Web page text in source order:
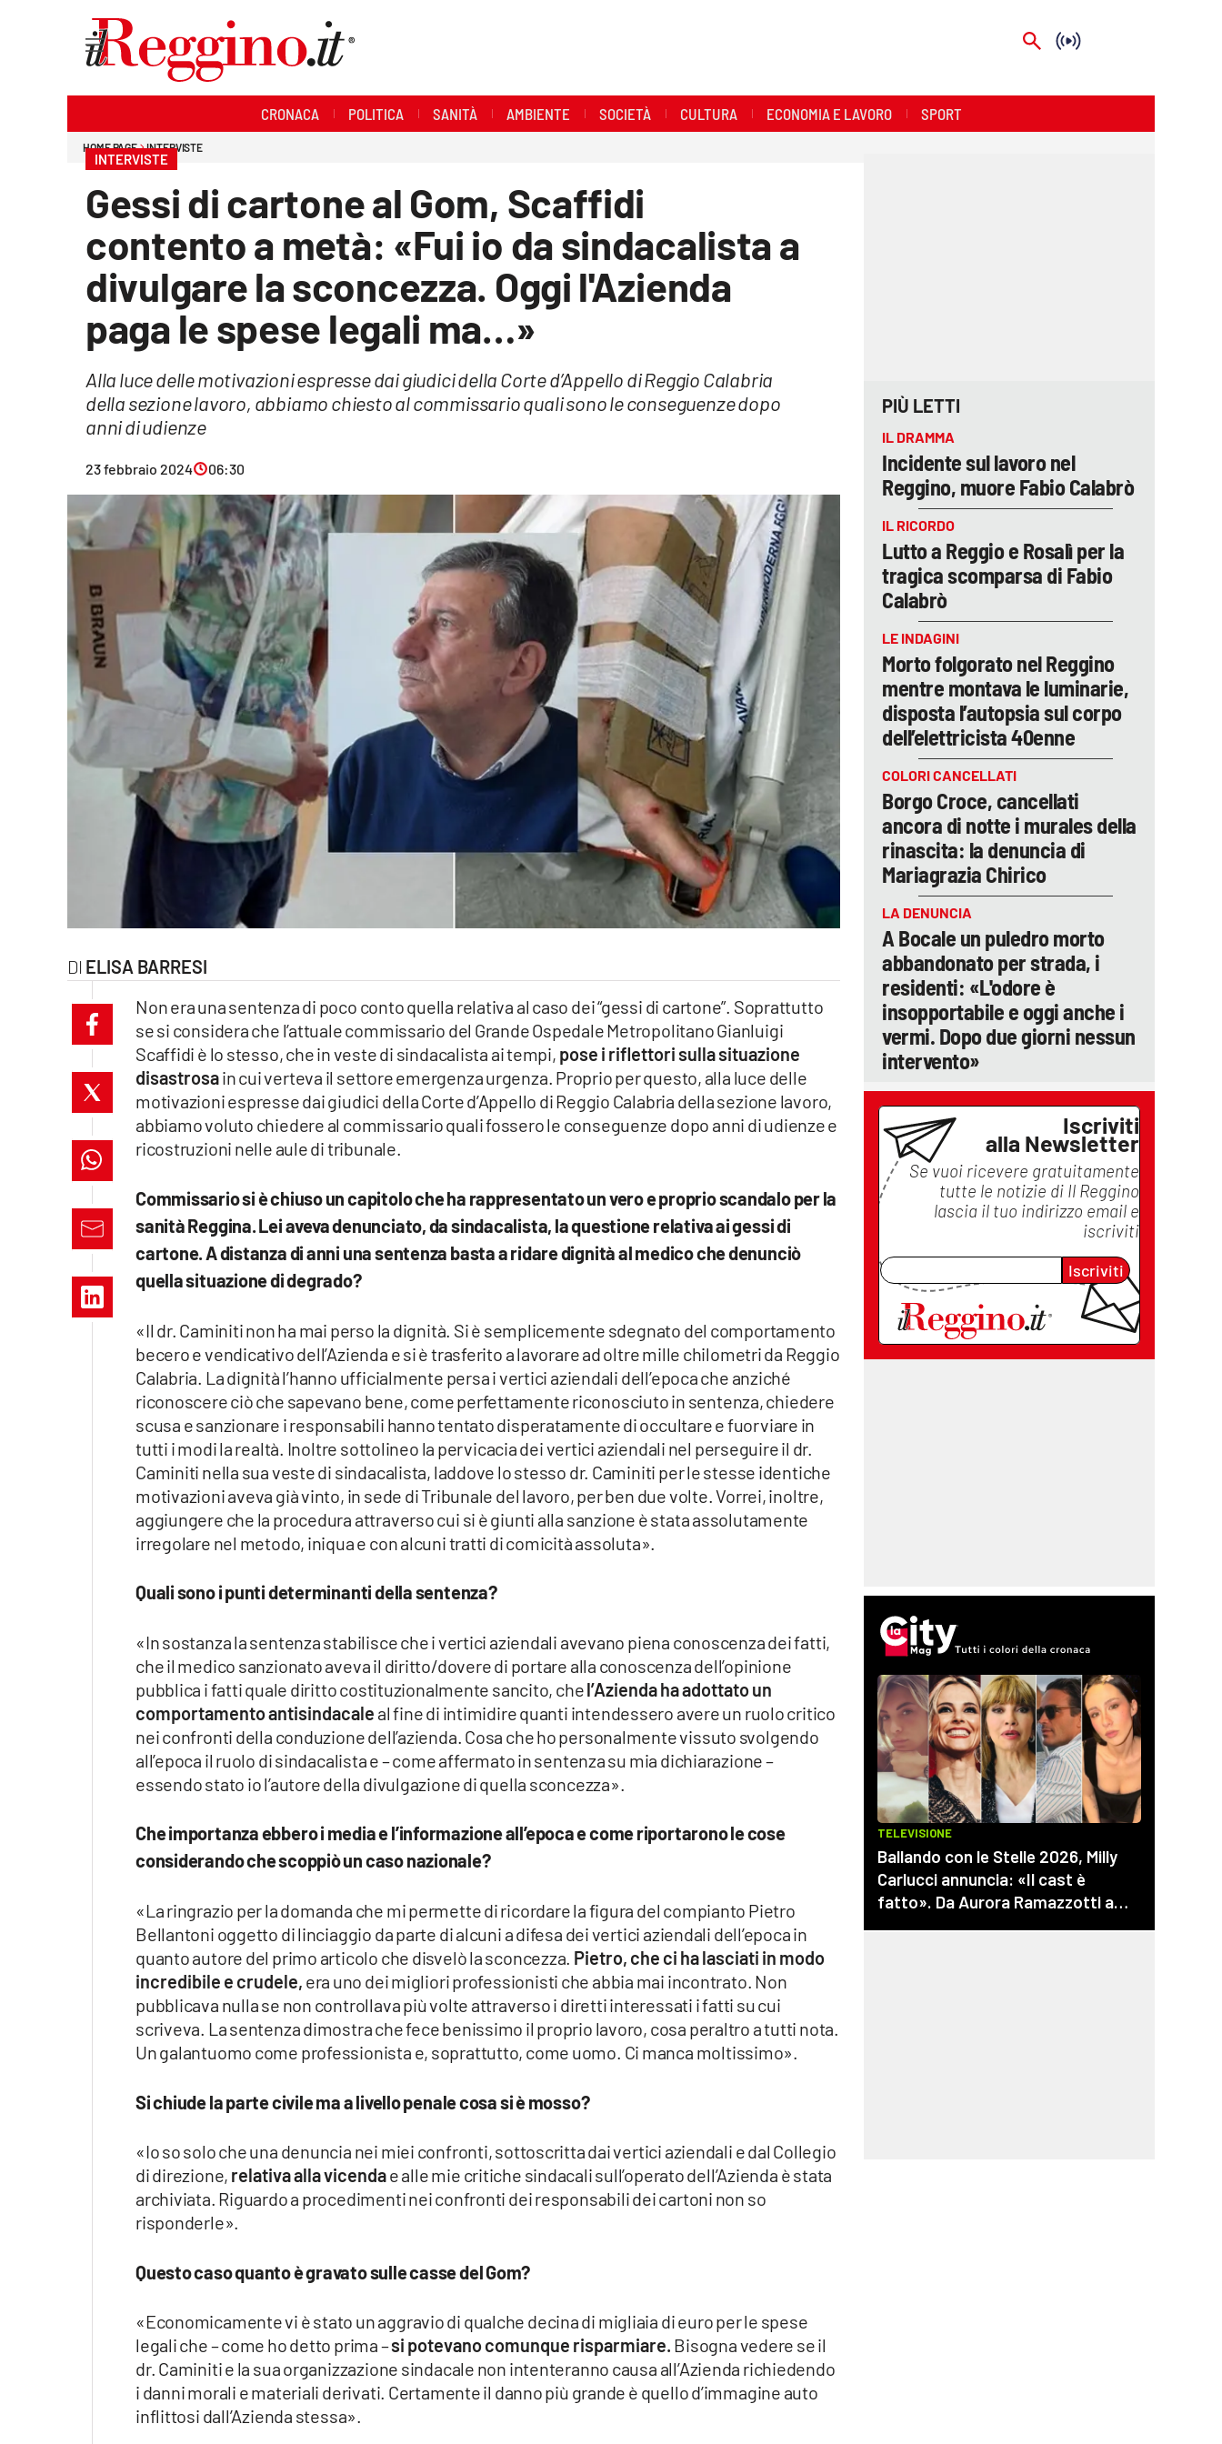
Economia e lavoro
Streaming
cosenzachannel.it
lacapitalenews.it
Vai
CRONACA POLITICA SANITÀ AMBIENTE SOCIETÀ CULTURA ECONOMIA E LAVORO SPORT
HOME PAGE INTERVISTE
INTERVISTE
Gessi di cartone al Gom, Scaffidi
contento a metà: «Fui io da sindacalista a
divulgare la sconcezza. Oggi l'Azienda
paga le spese legali ma…»
Alla luce delle motivazioni espresse dai giudici della Corte d’Appello di Reggio Calabria
della sezione lavoro, abbiamo chiesto al commissario quali sono le conseguenze dopo
anni di udienze
23 febbraio 2024 06:30
ELISA BARRESI
Non era una sentenza di poco conto quella relativa al caso dei “gessi di cartone”. Soprattutto
se si considera che l’attuale commissario del Grande Ospedale Metropolitano Gianluigi
Scaffidi è lo stesso, che in veste di sindacalista ai tempi, pose i riflettori sulla situazione
disastrosain cui verteva il settore emergenza urgenza. Proprio per questo, alla luce delle
motivazioni espresse dai giudici della Corte d’Appello di Reggio Calabria della sezione lavoro,
abbiamo voluto chiedere al commissario quali fossero le conseguenze dopo anni di udienze e
ricostruzioni nelle aule di tribunale.
Commissario si è chiuso un capitolo che ha rappresentato un vero e proprio scandalo per la
sanità Reggina. Lei aveva denunciato, da sindacalista, la questione relativa ai gessi di
cartone. A distanza di anni una sentenza basta a ridare dignità al medico che denunciò
quella situazione di degrado?
«Il dr. Caminiti non ha mai perso la dignità. Si è semplicemente sdegnato del comportamento
becero e vendicativo dell’Azienda e si è trasferito a lavorare ad oltre mille chilometri da Reggio
Calabria. La dignità l’hanno ufficialmente persa i vertici aziendali dell’epoca che anziché
riconoscere ciò che sapevano bene, come perfettamente riconosciuto in sentenza, chiedere
scusa e sanzionare i responsabili hanno tentato disperatamente di occultare e fuorviare in
tutti i modi la realtà. Inoltre sottolineo la pervicacia dei vertici aziendali nel perseguire il dr.
Caminiti nella sua veste di sindacalista, laddove lo stesso dr. Caminiti per le stesse identiche
motivazioni aveva già vinto, in sede di Tribunale del lavoro, per ben due volte. Vorrei, inoltre,
aggiungere che la procedura attraverso cui si è giunti alla sanzione è stata assolutamente
irregolare nel metodo, iniqua e con alcuni tratti di comicità assoluta».
Quali sono i punti determinanti della sentenza?
«In sostanza la sentenza stabilisce che i vertici aziendali avevano piena conoscenza dei fatti,
che il medico sanzionato aveva il diritto/dovere di portare alla conoscenza dell’opinione
pubblica i fatti quale diritto costituzionalmente sancito, chel’Azienda ha adottato un
comportamento antisindacale al fine di intimidire quanti intendessero avere un ruolo critico
nei confronti della conduzione dell’azienda. Cosa che ho personalmente vissuto svolgendo
all’epoca il ruolo di sindacalista e – come affermato in sentenza su mia dichiarazione –
essendo stato io l’autore della divulgazione di quella sconcezza».
Che importanza ebbero i media e l’informazione all’epoca e come riportarono le cose
considerando che scoppiò un caso nazionale?
«La ringrazio per la domanda che mi permette di ricordare la figura del compianto Pietro
Bellantoni oggetto di linciaggio da parte di alcuni a difesa dei vertici aziendali dell’epoca in
quanto autore del primo articolo che disvelò la sconcezza. Pietro, che ci ha lasciati in modo
incredibile e crudele, era uno dei migliori professionisti che abbia mai incontrato. Non
pubblicava nulla se non controllava più volte attraverso i diretti interessati i fatti su cui
scriveva. La sentenza dimostra che fece benissimo il proprio lavoro, cosa peraltro a tutti nota.
Un galantuomo come professionista e, soprattutto, come uomo. Ci manca moltissimo».
Si chiude la parte civile ma a livello penale cosa si è mosso?
«Io so solo che una denuncia nei miei confronti, sottoscritta dai vertici aziendali e dal Collegio
di direzione, relativa alla vicendae alle mie critiche sindacali sull’operato dell’Azienda è stata
archiviata. Riguardo a procedimenti nei confronti dei responsabili dei cartoni non so
risponderle».
Questo caso quanto è gravato sulle casse del Gom?
«Economicamente vi è stato un aggravio di qualche decina di migliaia di euro per le spese
legali che – come ho detto prima –si potevano comunque risparmiare. Bisogna vedere se il
dr. Caminiti e la sua organizzazione sindacale non intenteranno causa all’Azienda richiedendo
i danni morali e materiali derivati. Certamente il danno più grande è quello d’immagine auto
inflittosi dall’Azienda stessa».
PIÙ LETTI
IL DRAMMA
Incidente sul lavoro nel
Reggino, muore Fabio Calabrò
IL RICORDO
Lutto a Reggio e Rosalì per la
tragica scomparsa di Fabio
Calabrò
LE INDAGINI
Morto folgorato nel Reggino
mentre montava le luminarie,
disposta l’autopsia sul corpo
dell’elettricista 40enne
COLORI CANCELLATI
Borgo Croce, cancellati
ancora di notte i murales della
rinascita: la denuncia di
Mariagrazia Chirico
LA DENUNCIA
A Bocale un puledro morto
abbandonato per strada, i
residenti: «L'odore è
insopportabile e oggi anche i
vermi. Dopo due giorni nessun
intervento»
Iscriviti
alla Newsletter
Se vuoi ricevere gratuitamente
tutte le notizie di Il Reggino
lascia il tuo indirizzo email e
iscriviti
Iscriviti